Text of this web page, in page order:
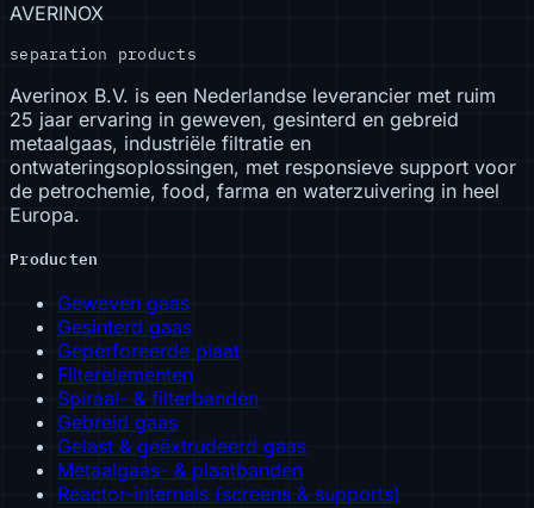
AVERINOX
separation products
Averinox B.V. is een Nederlandse leverancier met ruim
25 jaar ervaring in geweven, gesinterd en gebreid
metaalgaas, industriële filtratie en
ontwateringsoplossingen, met responsieve support voor
de petrochemie, food, farma en waterzuivering in heel
Europa.
Producten
Geweven gaas
Gesinterd gaas
Geperforeerde plaat
Filterelementen
Spiraal- & filterbanden
Gebreid gaas
Gelast & geëxtrudeerd gaas
Metaalgaas- & plaatbanden
Reactor-internals (screens & supports)